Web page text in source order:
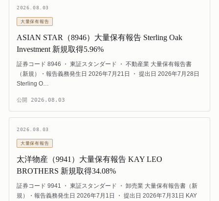
2026.08.03
大量保有報告
ASIAN STAR（8946）大量保有報告 Sterling Oak
Investment 新規取得5.96%
証券コード 8946 ・ 東証スタンダード ・ 不動産業 大量保有報告書
（新規）・報告義務発生日 2026年7月21日 ・ 提出日 2026年7月28日
Sterling O…
公開 2026.08.03
2026.08.03
大量保有報告
太洋物産（9941）大量保有報告 KAY LEO
BROTHERS 新規取得34.08%
証券コード 9941 ・ 東証スタンダード ・ 卸売業 大量保有報告書（新
規）・報告義務発生日 2026年7月1日 ・ 提出日 2026年7月31日 KAY